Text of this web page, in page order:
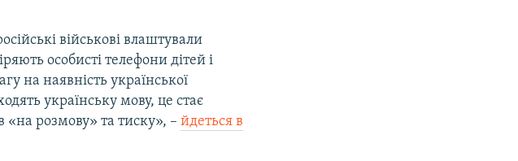
військові влаштували
особисті телефони дітей і
на наявність української
українську мову, це стає
«на розмову» та тиску», –йдеться в